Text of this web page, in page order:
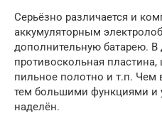
Серьёзно различается и
аккумуляторным
дополнительную батарею. В
противоскольная
пильное полотно и т.п. Чем
тем большими функциями и
наделён.